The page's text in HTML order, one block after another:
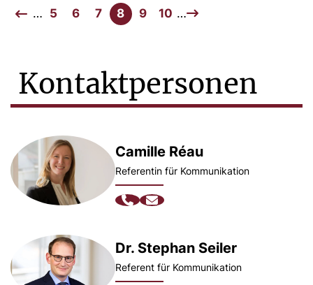
… 5 6 7 8 9 10 …
Kontaktpersonen
Camille Réau
Referentin für Kommunikation
Dr. Stephan Seiler
Referent für Kommunikation